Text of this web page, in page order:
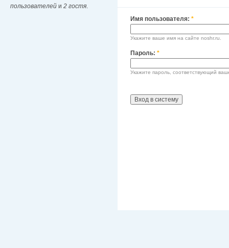
пользователей и 2 гостя.
Имя пользователя: *
Укажите ваше имя на сайте noshr.ru.
Пароль: *
Укажите пароль, соответствующий